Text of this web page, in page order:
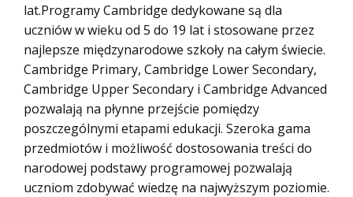
lat.Programy Cambridge dedykowane są dla
uczniów w wieku od 5 do 19 lat i stosowane przez
najlepsze międzynarodowe szkoły na całym świecie.
Cambridge Primary, Cambridge Lower Secondary,
Cambridge Upper Secondary i Cambridge Advanced
pozwalają na płynne przejście pomiędzy
poszczególnymi etapami edukacji. Szeroka gama
przedmiotów i możliwość dostosowania treści do
narodowej podstawy programowej pozwalają
uczniom zdobywać wiedzę na najwyższym poziomie.